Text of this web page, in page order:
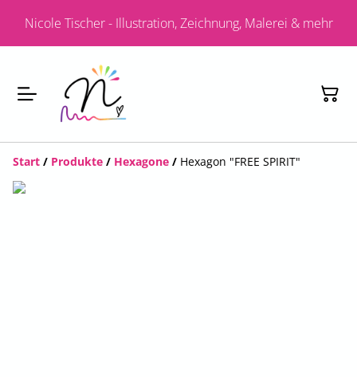
Nicole Tischer - Illustration, Zeichnung, Malerei & mehr
Start / Produkte / Hexagone / Hexagon "FREE SPIRIT"